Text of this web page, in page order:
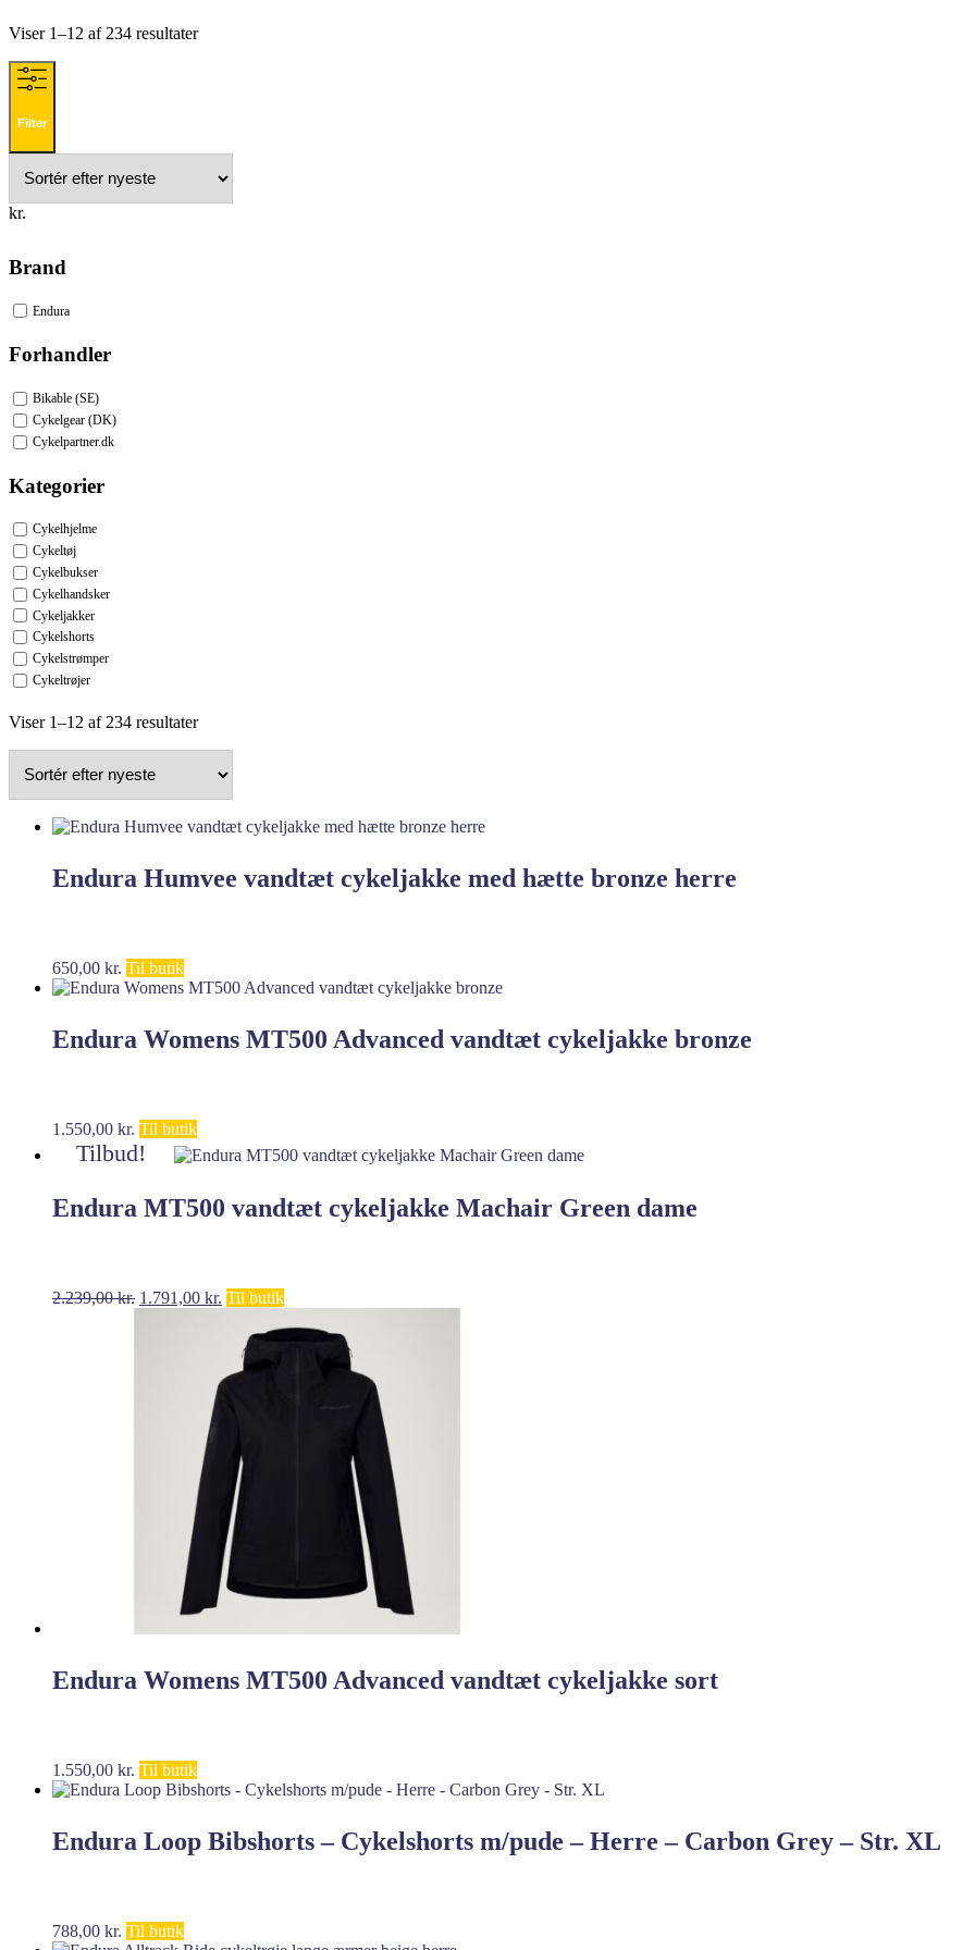
Viser 1–12 af 234 resultaterSorteret
Filter
kr.
Brand
Endura
Forhandler
Bikable (SE)
Cykelgear (DK)
Cykelpartner.dk
Kategorier
Cykelhjelme
Cykeltøj
Cykelbukser
Cykelhandsker
Cykeljakker
Cykelshorts
Cykelstrømper
Cykeltrøjer
Viser 1–12 af 234 resultaterSorteret
Endura Humvee vandtæt cykeljakke med hætte bronze herre
650,00 kr. Til butik
Endura Womens MT500 Advanced vandtæt cykeljakke bronze
1.550,00 kr. Til butik
Tilbud!
Endura MT500 vandtæt cykeljakke Machair Green dame
2.239,00kr. Den
2.239,00 kr..
1.791,00 kr. Den
1.791,00 kr..
Til butik
Endura Womens MT500 Advanced vandtæt cykeljakke sort
1.550,00 kr. Til butik
Endura Loop Bibshorts – Cykelshorts m/pude – Herre – Carbon Grey – Str. XL
788,00 kr. Til butik